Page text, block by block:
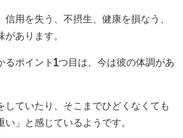
信用を失う、不摂生、健康を損なう、
あります。
るポイント1つ目は、今は彼の体調があ
していたり、そこまでひどくなくても
い」と感じているようです。